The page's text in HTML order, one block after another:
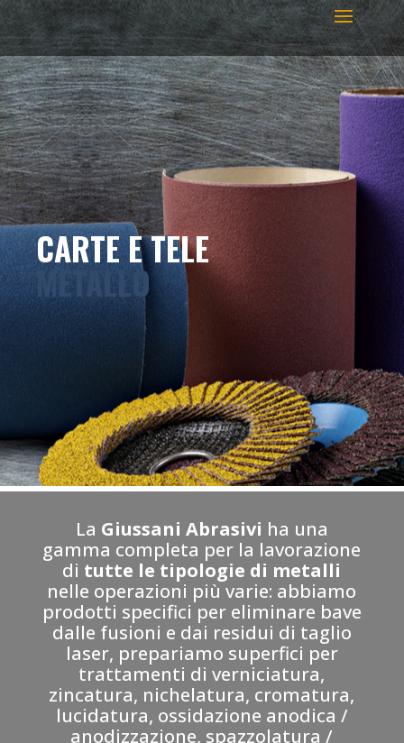
CARTE E TELE
METALLO
La Giussani Abrasivi ha una
gamma completa per la lavorazione
di tutte le tipologie di metalli
nelle operazioni più varie: abbiamo
prodotti specifici per eliminare bave
dalle fusioni e dai residui di taglio
laser, prepariamo superfici per
trattamenti di verniciatura,
zincatura, nichelatura, cromatura,
lucidatura, ossidazione anodica /
anodizzazione, spazzolatura /